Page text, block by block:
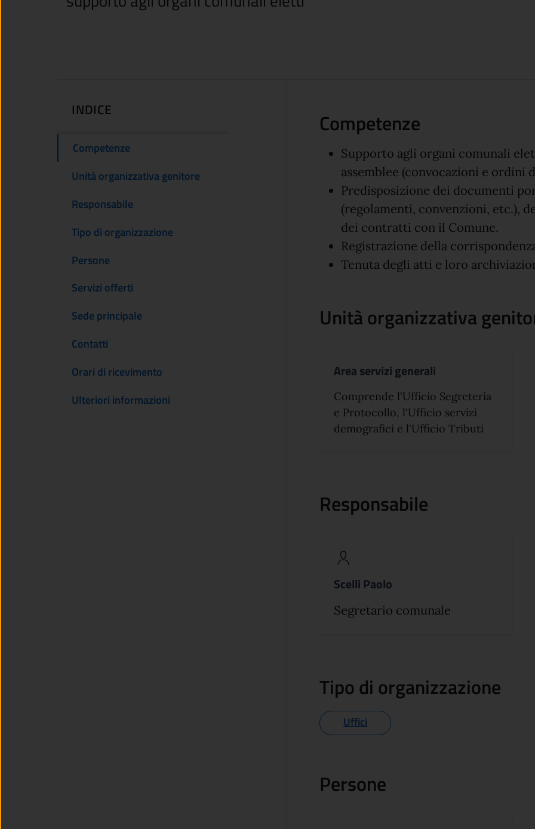
INDICE
Competenze
Unità organizzativa genitore
Responsabile
Tipo di organizzazione
Persone
Servizi offerti
Sede principale
Contatti
Orari di ricevimento
Ulteriori informazioni
Competenze
Supporto agli organi comunali
assemblee (convocazioni e ordini
Predisposizione dei documenti
(regolamenti, convenzioni, etc.),
dei contratti con il Comune.
Registrazione della
Tenuta degli atti e loro
Unità organizzativa
Area servizi generali
Comprende l'Ufficio Segreteria
e Protocollo, l'Ufficio servizi
demografici e l'Ufficio Tributi
Responsabile
Scelli Paolo
Segretario comunale
Tipo di organizzazione
Uffici
Persone